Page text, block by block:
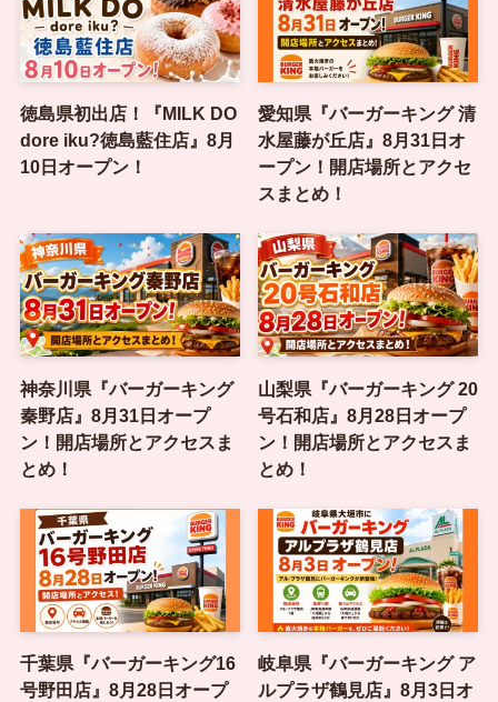
徳島県初出店！『MILK DO
dore iku?徳島藍住店』8月
10日オープン！
愛知県『バーガーキング 清
水屋藤が丘店』8月31日オ
ープン！開店場所とアクセ
スまとめ！
神奈川県『バーガーキング
秦野店』8月31日オープ
ン！開店場所とアクセスま
とめ！
山梨県『バーガーキング 20
号石和店』8月28日オープ
ン！開店場所とアクセスま
とめ！
千葉県『バーガーキング16
号野田店』8月28日オープ
岐阜県『バーガーキング ア
ルプラザ鶴見店』8月3日オ